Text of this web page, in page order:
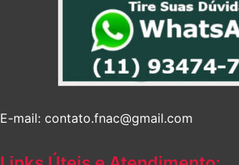
E-mail: contato.fnac@gmail.com